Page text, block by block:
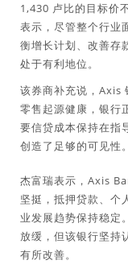
1,430 卢比的目标价
表示，尽管整个行业
衡增长计划、改善存
处于有利地位。
该券商补充说，Axis
零售起源健康，银行
要信贷成本保持在指
创造了足够的可见性。
杰富瑞表示，Axis
坚挺，抵押贷款、个
业发展趋势保持稳定
放缓，但该银行坚持
有所改善。